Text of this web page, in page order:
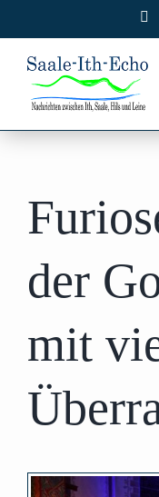
Inhalt
springen
der
mit
Zeige